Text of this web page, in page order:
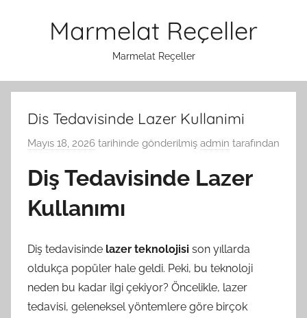
Marmelat Reçeller
Marmelat Reçeller
Dis Tedavisinde Lazer Kullanimi
Mayıs 18, 2026 tarihinde gönderilmiş admin tarafından
Diş Tedavisinde Lazer
Kullanımı
Diş tedavisinde lazer teknolojisi son yıllarda
oldukça popüler hale geldi. Peki, bu teknoloji
neden bu kadar ilgi çekiyor? Öncelikle, lazer
tedavisi, geleneksel yöntemlere göre birçok